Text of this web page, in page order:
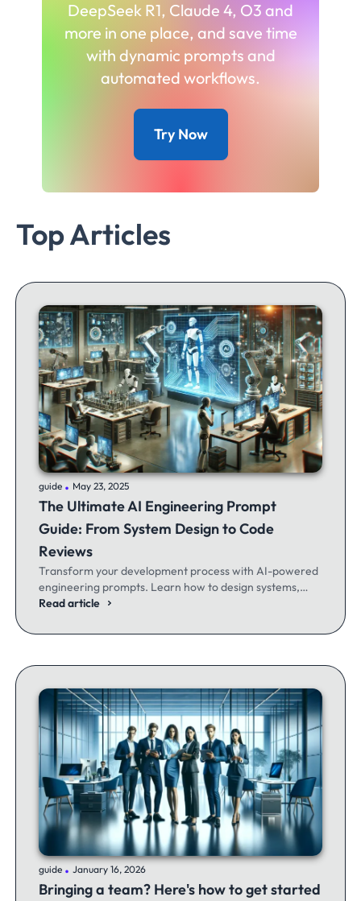
DeepSeek R1, Claude 4, O3 and
more in one place, and save time
with dynamic prompts and
automated workflows.
Try Now
Top Articles
guide .May 23, 2025
The Ultimate AI Engineering Prompt
Guide: From System Design to Code
Reviews
Transform your development process with AI-powered
engineering prompts. Learn how to design systems,
optimize code, and build better software - whether
Read article
guide .January 16, 2026
Bringing a team? Here's how to get started